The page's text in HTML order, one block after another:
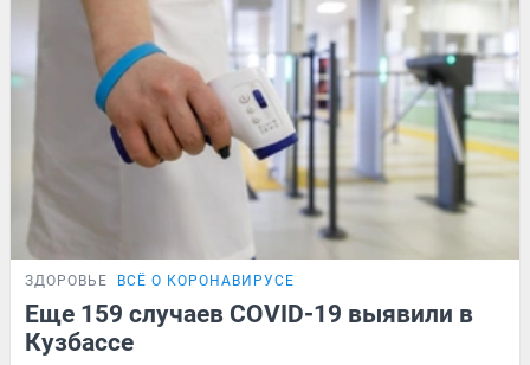
ЗДОРОВЬЕ ВСЁ О КОРОНАВИРУСЕ
Еще 159 случаев COVID-19 выявили в
Кузбассе